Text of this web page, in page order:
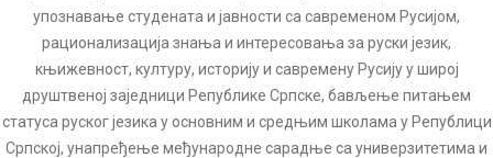
упознавање студената и јавности са савременом Русијом,
рационализација знања и интересовања за руски језик,
књижевност, културу, историју и савремену Русију у широј
друштвеној заједници Републике Српске, бављење питањем
статуса руског језика у основним и средњим школама у Републици
Српској, унапређење међународне сарадње са универзитетима и